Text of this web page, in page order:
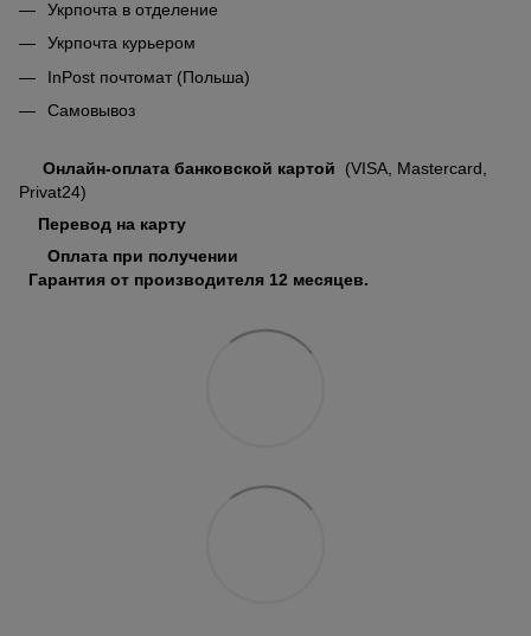
Укрпочта в отделение
Укрпочта курьером
InPost почтомат (Польша)
Самовывоз
Онлайн-оплата банковской картой
(VISA, Mastercard,
Privat24)
Перевод на карту
Оплата при получении
Гарантия от производителя 12 месяцев.